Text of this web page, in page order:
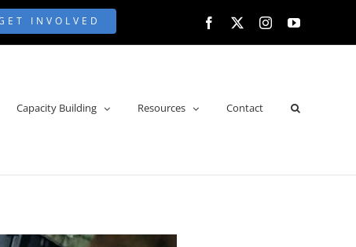
INVOLVED Facebook InstagramYouTube
Capacity Building Resources Contact